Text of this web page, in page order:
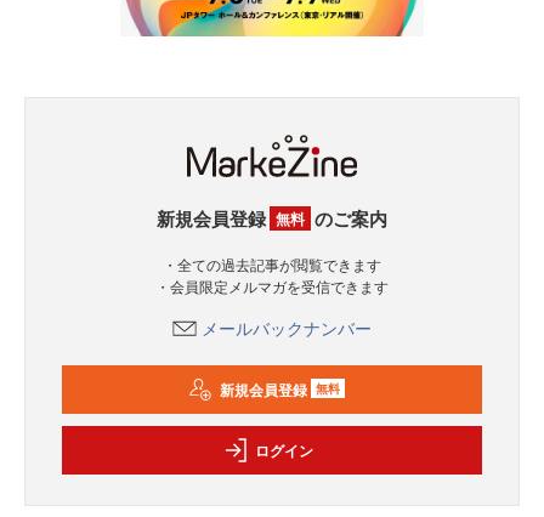
新規会員登録 無料 のご案内
・全ての過去記事が閲覧できます
・会員限定メルマガを受信できます
メールバックナンバー
新規会員登録 無料
ログイン